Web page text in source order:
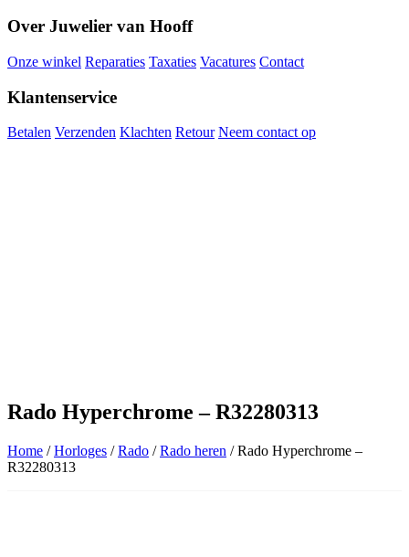
Over Juwelier van Hooff
Onze winkel Reparaties Taxaties Vacatures Contact
Klantenservice
Betalen Verzenden Klachten Retour Neem contact op
Rado Hyperchrome – R32280313
Home /Horloges /Rado /Rado heren / Rado Hyperchrome –
R32280313